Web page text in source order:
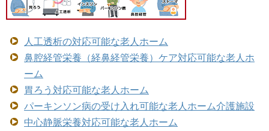
人工透析の対応可能な老人ホーム
鼻腔経管栄養（経鼻経管栄養）ケア対応可能な老人ホ
ーム
胃ろう対応可能な老人ホーム
パーキンソン病の受け入れ可能な老人ホーム介護施設
中心静脈栄養対応可能な老人ホーム